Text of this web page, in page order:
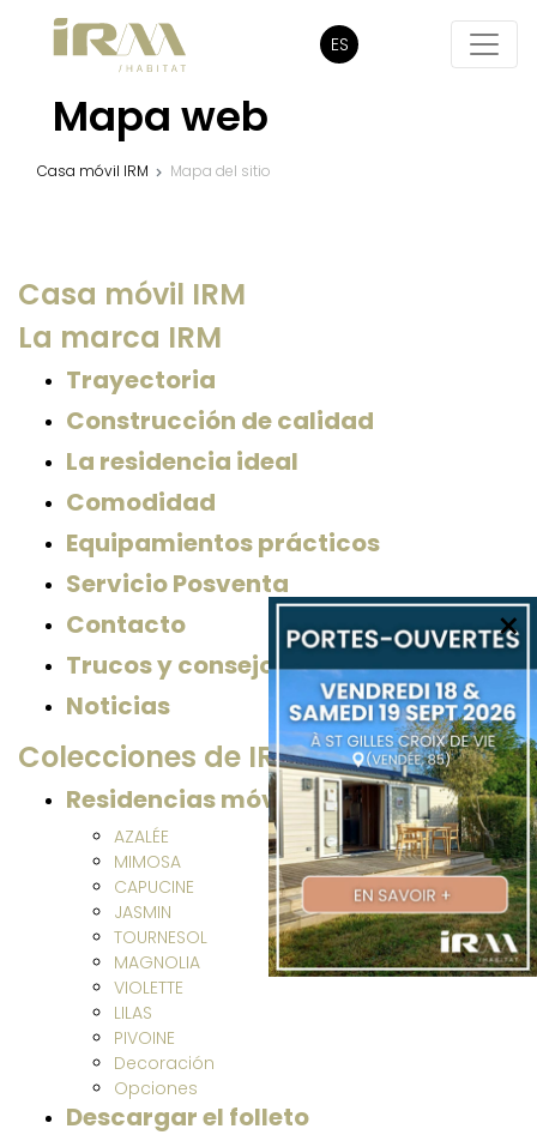
ES
Mapa web
Casa móvil IRM Mapa del sitio
Casa móvil IRM
La marca IRM
Trayectoria
Construcción de calidad
La residencia ideal
Comodidad
Equipamientos prácticos
Servicio Posventa
Contacto
Trucos y consejos
Noticias
Colecciones de IRM
Residencias móviles
AZALÉE
MIMOSA
CAPUCINE
JASMIN
TOURNESOL
MAGNOLIA
VIOLETTE
LILAS
PIVOINE
Decoración
Opciones
Descargar el folleto
×